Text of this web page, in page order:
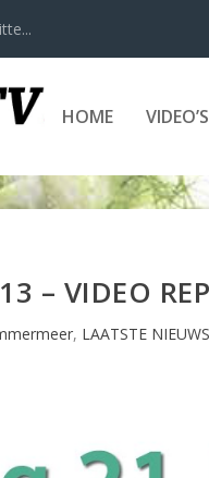
HOME
– VIDEO
, LAATSTE NIEUWS